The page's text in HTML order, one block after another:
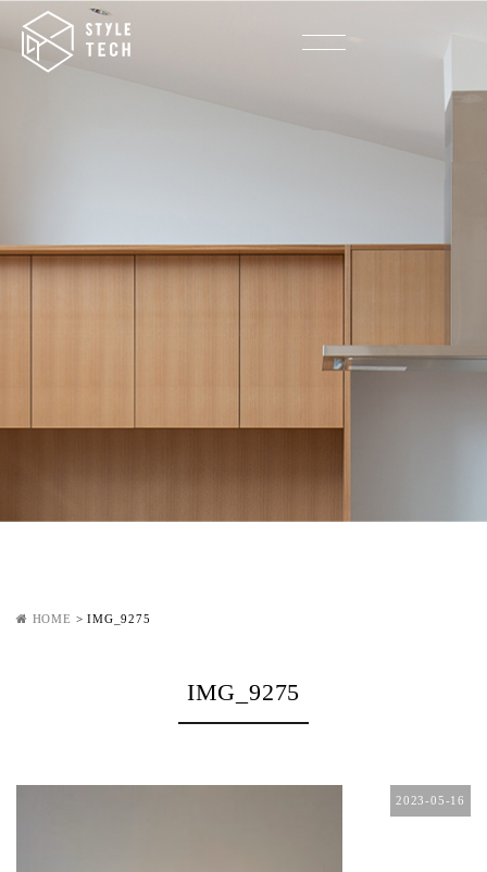
HOME >IMG_9275
IMG_9275
2023-05-16